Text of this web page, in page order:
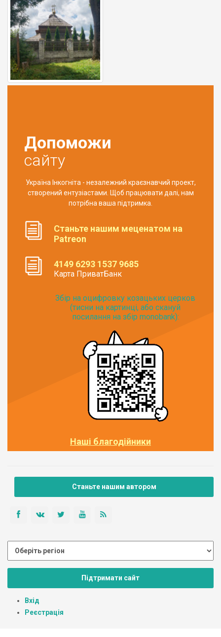
Допоможи
сайту
Україна Інкогніта - незалежний краєзнавчий проект,
створений ентузіастами. Щоб працювати далі, нам
потрібна ваша підтримка.
Станьте нашим меценатом на
Patreon
4149 6293 1537 9685
Карта ПриватБанк
Збір на оцифровку козацьких церков
(тисни на картинці, або скануй
посилання на збір monobank):
Наші благодійники
Станьте нашим автором
Підтримати сайт
Вхід
Реєстрація